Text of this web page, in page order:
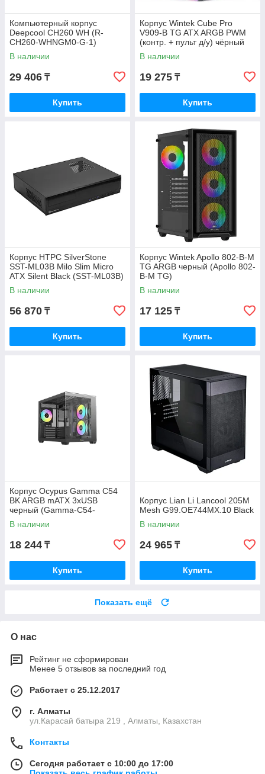
Компьютерный корпус
Deepcool CH260 WH (R-
CH260-WHNGM0-G-1)
В наличии
29 406 ₸
Купить
Корпус Wintek Cube Pro
V909-B TG ATX ARGB PWM
(контр. + пульт д/у) чёрный
В наличии
19 275 ₸
Купить
Корпус HTPC SilverStone
SST-ML03B Milo Slim Micro
ATX Silent Black (SST-ML03B)
В наличии
56 870 ₸
Купить
Корпус Wintek Apollo 802-B-M
TG ARGB черный (Apollo 802-
B-M TG)
В наличии
17 125 ₸
Купить
Корпус Ocypus Gamma C54
BK ARGB mATX 3xUSB
черный (Gamma-C54-
BKD300XX-GL)
В наличии
18 244 ₸
Купить
Корпус Lian Li Lancool 205M
Mesh G99.OE744MX.10 Black
В наличии
24 965 ₸
Купить
Показать ещё
О нас
Рейтинг не сформирован
Менее 5 отзывов за последний год
Работает с 25.12.2017
г. Алматы
ул.Карасай батыра 219 , Алматы, Казахстан
Контакты
Сегодня работает с 10:00 до 17:00